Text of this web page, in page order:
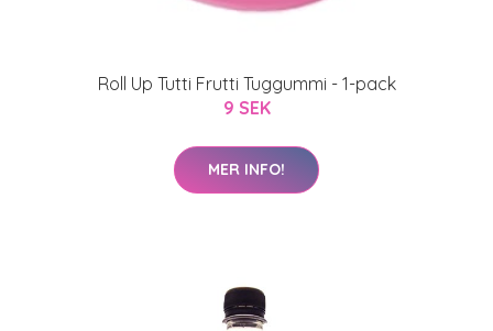
Roll Up Tutti Frutti Tuggummi - 1-pack
9 SEK
MER INFO!